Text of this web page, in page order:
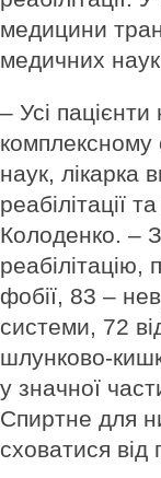
медицини
медичних
– Усі
наук, лікарка
реабілітації
Колоденко. –
фобії, 83 –
системи, 72
шлунково-
у значної
Спиртне для
сховатися від